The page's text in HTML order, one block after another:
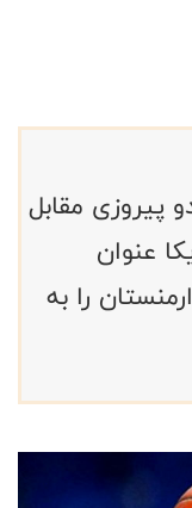
پیروزی مقابل
عنوان
را به